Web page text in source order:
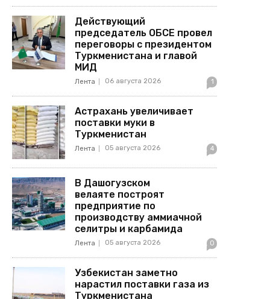
Действующий
председатель ОБСЕ провел
переговоры с президентом
Туркменистана и главой
МИД
Лента 06 августа 2026 1
Астрахань увеличивает
поставки муки в
Туркменистан
Лента 05 августа 2026 4
В Дашогузском
велаяте построят
предприятие по
производству аммиачной
селитры и карбамида
Лента 05 августа 2026 0
Узбекистан заметно
нарастил поставки газа из
Туркменистана